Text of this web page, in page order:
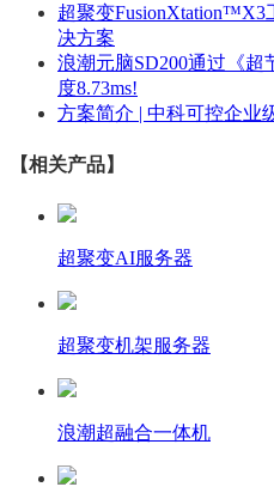
超聚变FusionXtation™X3
决方案
浪潮元脑SD200通过《超
度8.73ms!
方案简介 | 中科可控企业
【相关产品】
超聚变AI服务器
超聚变机架服务器
浪潮超融合一体机